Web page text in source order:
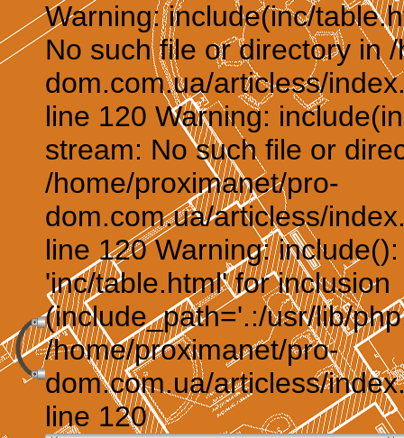
Warning: include(inc/
No such file or directory in
dom.com.ua/articless/
line 120 Warning:
stream: No such file or
/home/proximanet/pro-
dom.com.ua/articless/
line 120 Warning:
'inc/table.html' for inclusion
(include_path='.:/usr/lib/
/home/proximanet/pro-
dom.com.ua/articless/
line 120